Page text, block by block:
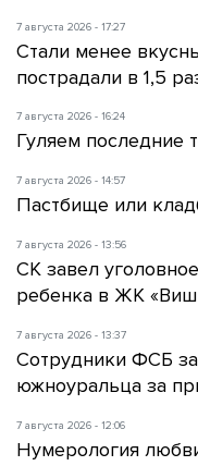
7 августа 2026 - 17:27
Стали менее
пострадали в 1,5
7 августа 2026 - 16:24
Гуляем последние
7 августа 2026 - 14:57
Пастбище или
7 августа 2026 - 13:56
СК завел
ребенка в ЖК
7 августа 2026 - 13:37
Сотрудники ФСБ
южноуральца за
7 августа 2026 - 12:06
Нумерология